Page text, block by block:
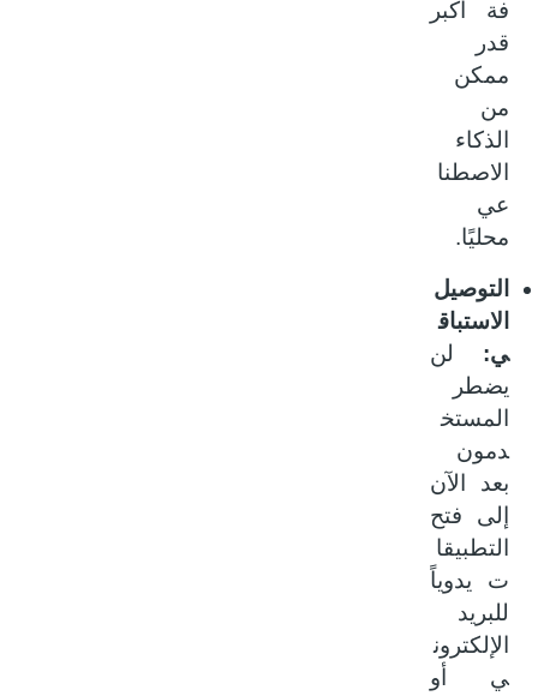
فة أكبر
قدر
ممكن
من
الذكاء
الاصطنا
عي
محليًا.
التوصيل
الاستباق
ي:لن
يضطر
المستخ
دمون
بعد الآن
إلى فتح
التطبيقا
ت يدوياً
للبريد
الإلكترون
ي أو